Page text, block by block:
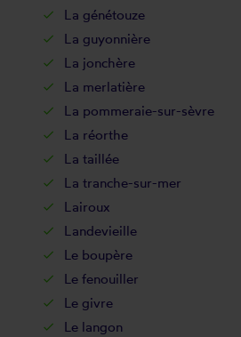
La génétouze
La guyonnière
La jonchère
La merlatière
La pommeraie-sur-sèvre
La réorthe
La taillée
La tranche-sur-mer
Lairoux
Landevieille
Le boupère
Le fenouiller
Le givre
Le langon